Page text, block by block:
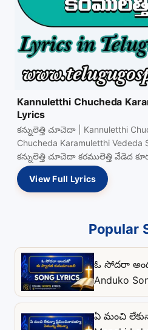
Kannuletthi Chucheda
Lyrics
కన్నులెత్తి చూచెదా | Kannuletthi
Chucheda Karamuletthi Vededa
కన్నులెత్తి చూచెదా కరములెత్తి వేడెద
చేరెదా Read more…
View Full Lyrics
Popular
ఓ సోదరా
Anduko
ఏ మంచి